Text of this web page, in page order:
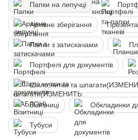
Папки на липучцi
Архівне зберігання
Папки з затискачами
Портфелi для документів
Шило,нитки та
Візитниці Обкладинки
Тубуси